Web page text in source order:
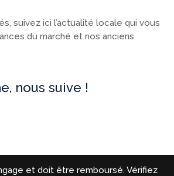
suivez ici l’actualité locale qui vous
du marché et nos anciens
nous suive !
et doit être remboursé. Vérifiez